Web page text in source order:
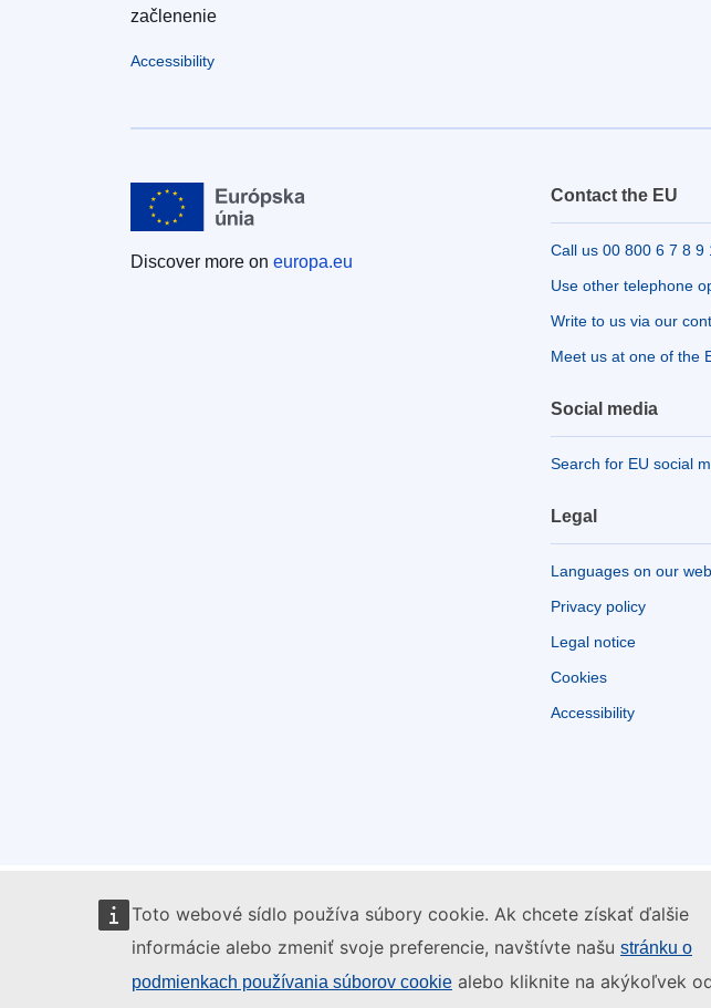
Toto webové sídlo používa súbory cookie. Ak chcete získať ďalšie
informácie alebo zmeniť svoje preferencie, navštívte našu stránku o
podmienkach používania súborov cookie alebo kliknite na akýkoľvek
začlenenie
Accessibility
Discover more on europa.eu
Contact the EU
Call us 00 800 6 7 8 9
Use other telephone
Write to us via our
Meet us at one of the
Social media
Search for EU social
Legal
Languages on our
Privacy policy
Legal notice
Cookies
Accessibility